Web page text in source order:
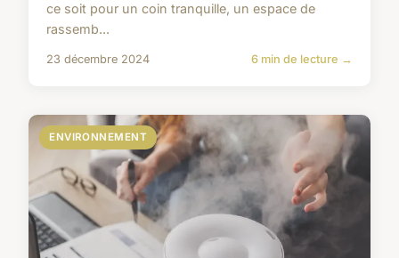
ce soit pour un coin tranquille, un espace de
rassemb...
23 décembre 2024 6 min de lecture →
ENVIRONNEMENT